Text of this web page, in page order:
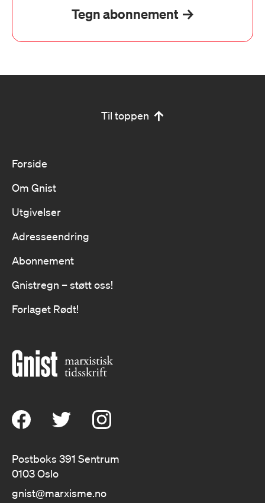
Tegn abonnement
Til toppen
Forside
Om Gnist
Utgivelser
Adresseendring
Abonnement
Gnistregn – støtt oss!
Forlaget Rødt!
Postboks 391 Sentrum
0103 Oslo
gnist@marxisme.no